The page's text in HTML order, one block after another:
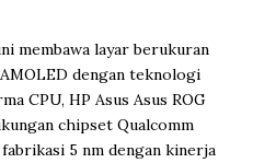
membawa layar berukuran
dengan teknologi
CPU, HP Asus Asus ROG
chipset Qualcomm
5 nm dengan kinerja